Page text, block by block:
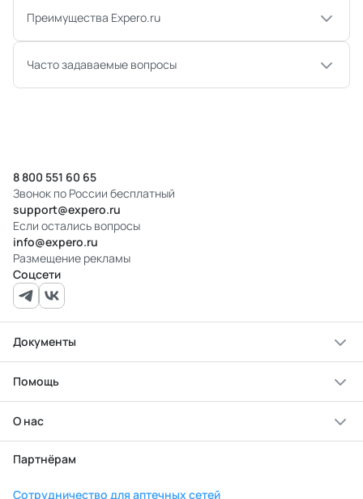
Преимущества Expero.ru
Часто задаваемые вопросы
8 800 551 60 65
Звонок по России бесплатный
support@expero.ru
Если остались вопросы
info@expero.ru
Размещение рекламы
Соцсети
Документы
Помощь
О нас
Партнёрам
Сотрудничество для аптечных сетей